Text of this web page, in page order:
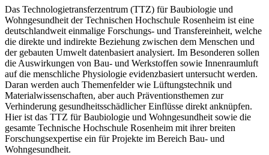
Das Technologietransferzentrum (TTZ) für Baubiologie und
Wohngesundheit der Technischen Hochschule Rosenheim ist eine
deutschlandweit einmalige Forschungs- und Transfereinheit, welche
die direkte und indirekte Beziehung zwischen dem Menschen und
der gebauten Umwelt datenbasiert analysiert. Im Besonderen sollen
die Auswirkungen von Bau- und Werkstoffen sowie Innenraumluft
auf die menschliche Physiologie evidenzbasiert untersucht werden.
Daran werden auch Themenfelder wie Lüftungstechnik und
Materialwissenschaften, aber auch Präventionsthemen zur
Verhinderung gesundheitsschädlicher Einflüsse direkt anknüpfen.
Hier ist das TTZ für Baubiologie und Wohngesundheit sowie die
gesamte Technische Hochschule Rosenheim mit ihrer breiten
Forschungsexpertise ein für Projekte im Bereich Bau- und
Wohngesundheit.